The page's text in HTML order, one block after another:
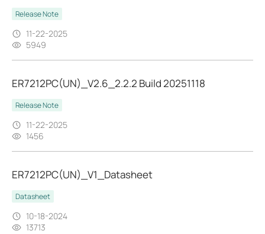
Release Note
11-22-2025
5949
ER7212PC(UN)_V2.6_2.2.2 Build 20251118
Release Note
11-22-2025
1456
ER7212PC(UN)_V1_Datasheet
Datasheet
10-18-2024
13713